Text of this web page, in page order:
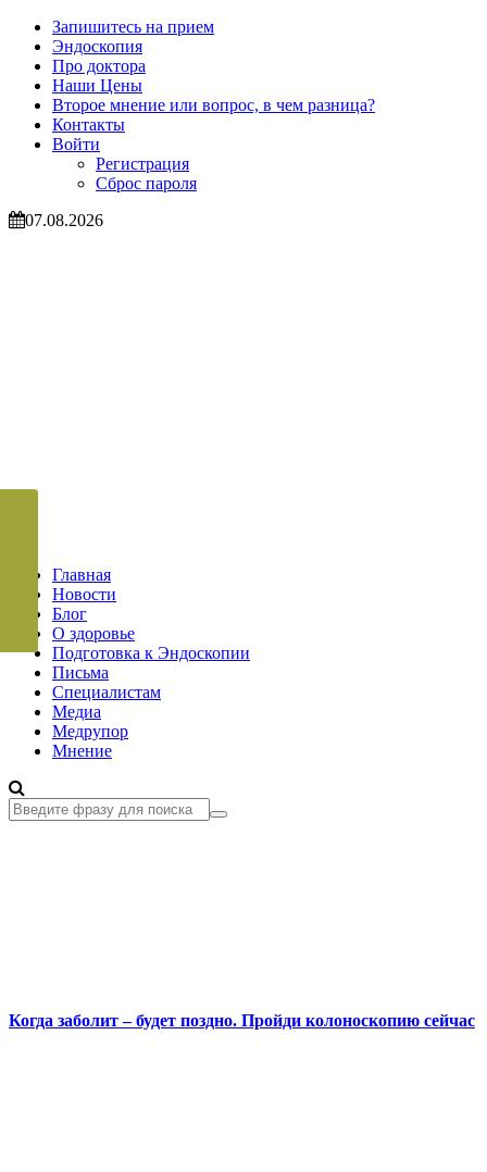
Запишитесь на прием
Эндоскопия
Про доктора
Наши Цены
Второе мнение или вопрос, в чем разница?
Контакты
Войти
Регистрация
Сброс пароля
07.08.2026
Главная
Новости
Блог
О здоровье
Подготовка к Эндоскопии
Письма
Специалистам
Медиа
Медрупор
Мнение
Когда заболит – будет поздно. Пройди колоноскопию сейчас